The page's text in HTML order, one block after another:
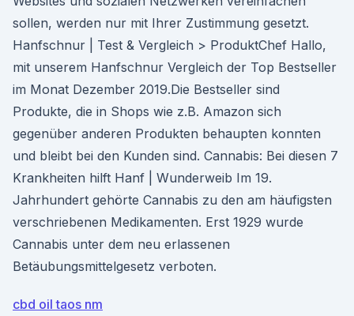
sollen, werden nur mit Ihrer Zustimmung gesetzt.
Hanfschnur | Test & Vergleich > ProduktChef Hallo,
mit unserem Hanfschnur Vergleich der Top Bestseller
im Monat Dezember 2019.Die Bestseller sind
Produkte, die in Shops wie z.B. Amazon sich
gegenüber anderen Produkten behaupten konnten
und bleibt bei den Kunden sind. Cannabis: Bei diesen 7
Krankheiten hilft Hanf | Wunderweib Im 19.
Jahrhundert gehörte Cannabis zu den am häufigsten
verschriebenen Medikamenten. Erst 1929 wurde
Cannabis unter dem neu erlassenen
Betäubungsmittelgesetz verboten.
cbd oil taos nm